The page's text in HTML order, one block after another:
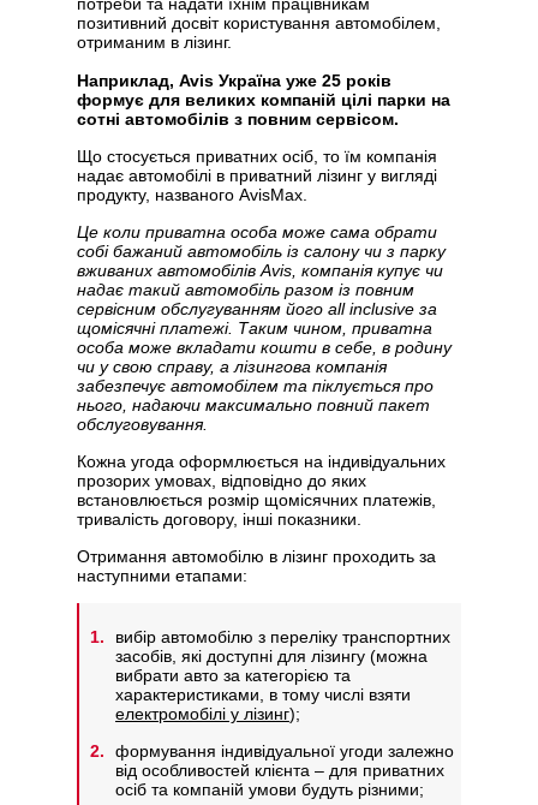
позитивний досвіт користування автомобілем,
отриманим в лізинг.
Наприклад, Avis Україна уже 25 років
формує для великих компаній цілі парки на
сотні автомобілів з повним сервісом.
Що стосується приватних осіб, то їм компанія
надає автомобілі в приватний лізинг у вигляді
продукту, названого AvisMax.
Це коли приватна особа може сама обрати
собі бажаний автомобіль із салону чи з парку
вживаних автомобілів Avis, компанія купує чи
надає такий автомобіль разом із повним
сервісним обслугуванням його all inclusive за
щомісячні платежі. Таким чином, приватна
особа може вкладати кошти в себе, в родину
чи у свою справу, а лізингова компанія
забезпечує автомобілем та піклується про
нього, надаючи максимально повний пакет
обслуговування.
Кожна угода оформлюється на індивідуальних
прозорих умовах, відповідно до яких
встановлюється розмір щомісячних платежів,
тривалість договору, інші показники.
Отримання автомобілю в лізинг проходить за
наступними етапами:
вибір автомобілю з переліку транспортних
засобів, які доступні для лізингу (можна
вибрати авто за категорією та
характеристиками, в тому числі взяти
електромобілі у лізинг);
формування індивідуальної угоди залежно
від особливостей клієнта – для приватних
осіб та компаній умови будуть різними;